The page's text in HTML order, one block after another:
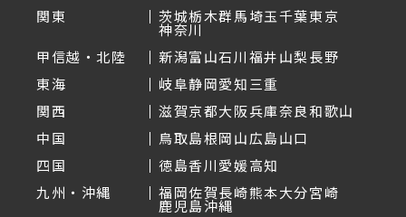
関東
茨城栃木群馬埼玉千葉東京
神奈川
甲信越・北陸
新潟富山石川福井山梨長野
東海
岐阜静岡愛知三重
関西
滋賀京都大阪兵庫奈良和歌山
中国
鳥取島根岡山広島山口
四国
徳島香川愛媛高知
九州・沖縄
福岡佐賀長崎熊本大分宮崎
鹿児島沖縄